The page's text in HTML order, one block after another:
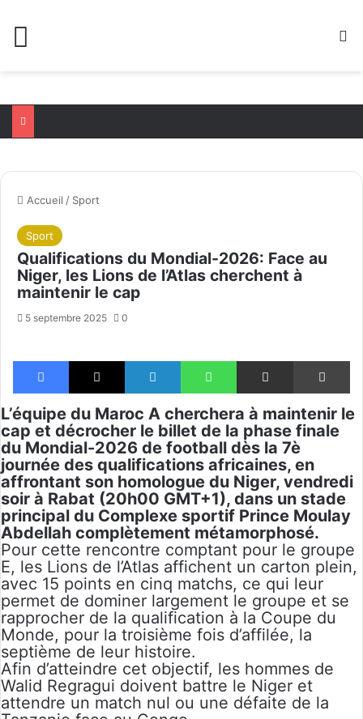
Accueil / Sport
Sport
Qualifications du Mondial-2026: Face au
Niger, les Lions de l’Atlas cherchent à
maintenir le cap
5 septembre 2025 0
Facebook X Linkedin WhatsApp Partager par email
L’équipe du Maroc A cherchera à maintenir le
cap et décrocher le billet de la phase finale
du Mondial-2026 de football dès la 7è
journée des qualifications africaines, en
affrontant son homologue du Niger, vendredi
soir à Rabat (20h00 GMT+1), dans un stade
principal du Complexe sportif Prince Moulay
Abdellah complètement métamorphosé.
Pour cette rencontre comptant pour le groupe
E, les Lions de l’Atlas affichent un carton plein,
avec 15 points en cinq matchs, ce qui leur
permet de dominer largement le groupe et se
rapprocher de la qualification à la Coupe du
Monde, pour la troisième fois d’affilée, la
septième de leur histoire.
Afin d’atteindre cet objectif, les hommes de
Walid Regragui doivent battre le Niger et
attendre un match nul ou une défaite de la